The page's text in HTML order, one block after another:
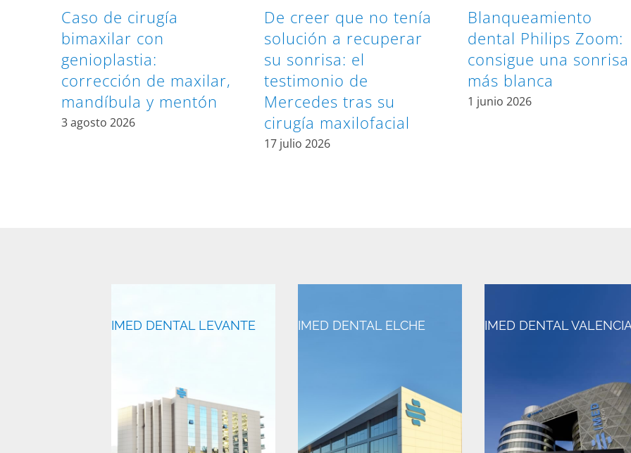
Caso de cirugía
bimaxilar con
genioplastia:
corrección de maxilar,
mandíbula y mentón
3 agosto 2026
De creer que no tenía
solución a recuperar
su sonrisa: el
testimonio de
Mercedes tras su
cirugía maxilofacial
17 julio 2026
Blanqueamiento
dental Philips Zoom:
consigue una sonrisa
más blanca
1 junio 2026
IMED DENTAL LEVANTE IMED DENTAL ELCHE IMED DENTAL